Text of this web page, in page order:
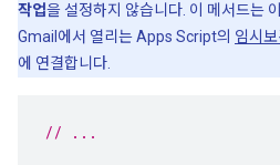
작업을 설정하지 않습니다. 이 메서드는
Gmail에서 열리는 Apps Script의 임시
에 연결합니다.
// ...